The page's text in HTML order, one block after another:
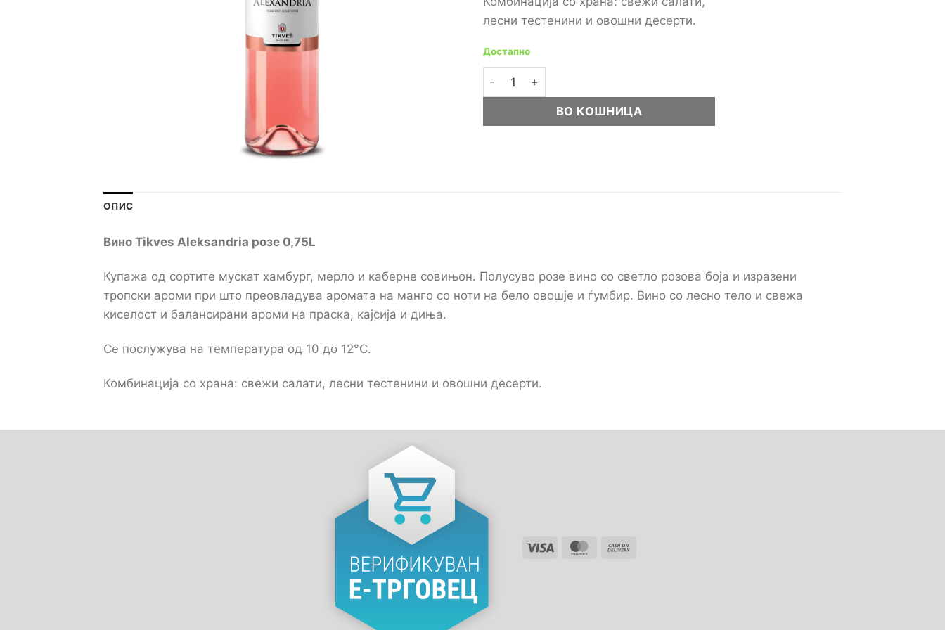
лесни тестенини и овошни десерти.
Достапно
Вино Tikves Aleksandria розе 0,75L количина
ВО КОШНИЦА
ОПИС
Вино Tikves Aleksandria розе 0,75L
Купажа од сортите мускат хамбург, мерло и каберне совињон. Полусуво розе вино со светло розова боја и изразени
тропски ароми при што преовладува аромата на манго со ноти на бело овошје и ѓумбир. Вино со лесно тело и свежа
киселост и балансирани ароми на праска, кајсија и диња.
Се послужува на температура од 10 до 12°C.
Комбинација со храна: свежи салати, лесни тестенини и овошни десерти.